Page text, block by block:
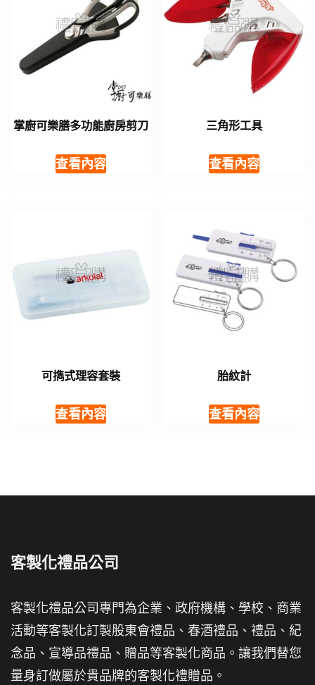
掌廚可樂膳多功能廚房剪刀
查看內容
三角形工具
查看內容
可擕式理容套裝
查看內容
胎紋計
查看內容
客製化禮品公司
客製化禮品公司專門為企業、政府機構、學校、商業
活動等客製化訂製股東會禮品、春酒禮品、禮品、紀
念品、宣導品禮品、贈品等客製化商品。讓我們替您
量身訂做屬於貴品牌的客製化禮贈品。